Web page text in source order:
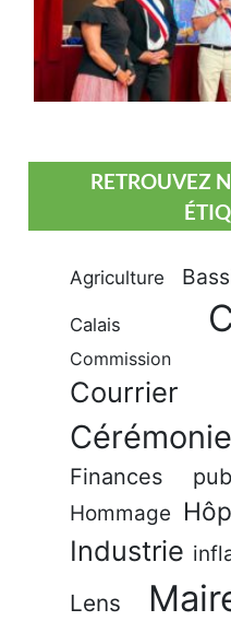
RETROUVEZ
Agriculture
Calais
Commission
Courrier
Cérémonie
Finances
Hommage
Industrie
Lens